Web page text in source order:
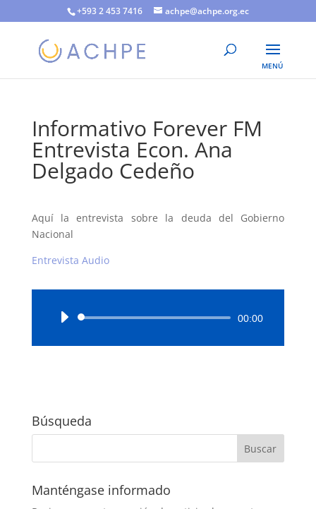
+593 2 453 7416 achpe@achpe.org.ec
Informativo Forever FM
Entrevista Econ. Ana
Delgado Cedeño
Aquí la entrevista sobre la deuda del Gobierno
Nacional
Entrevista Audio
Reproductor
audio
00:00
Búsqueda
Manténgase informado